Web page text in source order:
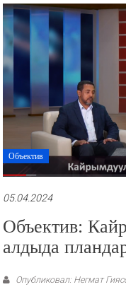
Объектив
05.04.2024
Объектив:
алдыда
Опубликовал: Негмат